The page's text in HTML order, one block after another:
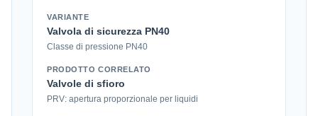
VARIANTE
Valvola di sicurezza PN40
Classe di pressione PN40
PRODOTTO CORRELATO
Valvole di sfioro
PRV: apertura proporzionale per liquidi